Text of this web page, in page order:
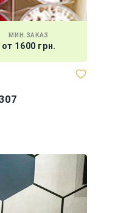
МИН.ЗАКАЗ
от 1600 грн.